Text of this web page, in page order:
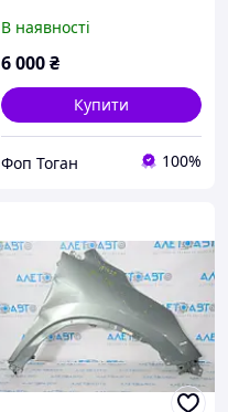
В наявності
6 000₴
Купити
Фоп Тоган 100%